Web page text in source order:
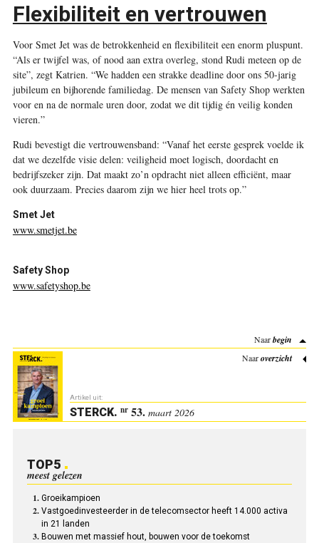
Flexibiliteit en vertrouwen
Voor Smet Jet was de betrokkenheid en flexibiliteit een enorm pluspunt.
“Als er twijfel was, of nood aan extra overleg, stond Rudi meteen op de
site”, zegt Katrien. “We hadden een strakke deadline door ons 50-jarig
jubileum en bijhorende familiedag. De mensen van Safety Shop werkten
voor en na de normale uren door, zodat we dit tijdig én veilig konden
vieren.”
Rudi bevestigt die vertrouwensband: “Vanaf het eerste gesprek voelde ik
dat we dezelfde visie delen: veiligheid moet logisch, doordacht en
bedrijfszeker zijn. Dat maakt zo’n opdracht niet alleen efficiënt, maar
ook duurzaam. Precies daarom zijn we hier heel trots op.”
Smet Jet
www.smetjet.be
Safety Shop
www.safetyshop.be
Naarbegin
Naaroverzicht
Artikel uit:
STERCK. nr53. maart 2026
TOP5
meest gelezen
Groeikampioen
Vastgoedinvesteerder in de telecomsector heeft 14.000 activa
in 21 landen
Bouwen met massief hout, bouwen voor de toekomst